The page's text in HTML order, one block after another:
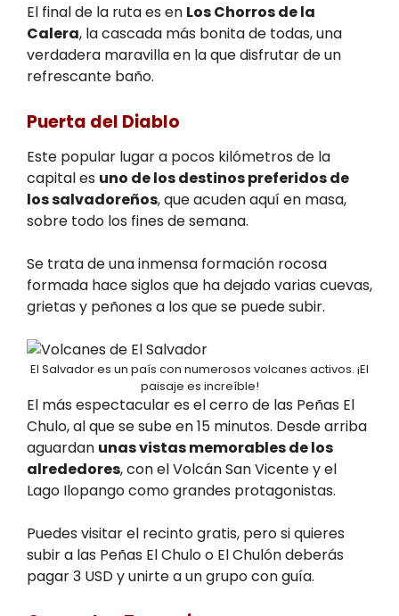
El final de la ruta es en Los Chorros de la
Calera, la cascada más bonita de todas, una
verdadera maravilla en la que disfrutar de un
refrescante baño.
Puerta del Diablo
Este popular lugar a pocos kilómetros de la
capital es uno de los destinos preferidos de
los salvadoreños, que acuden aquí en masa,
sobre todo los fines de semana.
Se trata de una inmensa formación rocosa
formada hace siglos que ha dejado varias cuevas,
grietas y peñones a los que se puede subir.
El Salvador es un país con numerosos volcanes activos. ¡El
paisaje es increíble!
El más espectacular es el cerro de las Peñas El
Chulo, al que se sube en 15 minutos. Desde arriba
aguardan unas vistas memorables de los
alrededores, con el Volcán San Vicente y el
Lago Ilopango como grandes protagonistas.
Puedes visitar el recinto gratis, pero si quieres
subir a las Peñas El Chulo o El Chulón deberás
pagar 3 USD y unirte a un grupo con guía.